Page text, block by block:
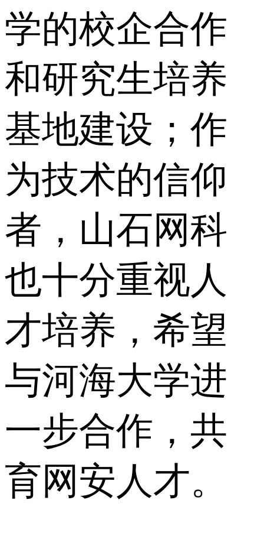
学的校企合作
和研究生培养
基地建设；作
为技术的信仰
者，山石网科
也十分重视人
才培养，希望
与河海大学进
一步合作，共
育网安人才。